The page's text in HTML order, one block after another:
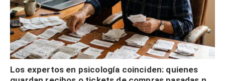
Los expertos en psicología coinciden: quienes